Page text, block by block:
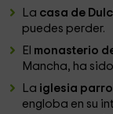
La casa de
puedes perder.
El monasterio
Mancha, ha
La iglesia
engloba en su